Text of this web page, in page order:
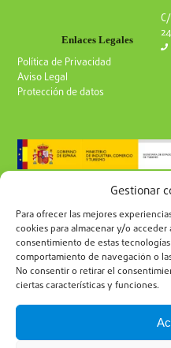
Gestionar
Para ofrecer las mejores
cookies para almacenar y/o
consentimiento de estas
comportamiento de navegación o
No consentir o retirar el
ciertas características y funciones.
Enlaces Legales
Política de Privacidad
Aviso Legal
Protección de datos
Síguenos en redes:
Suscríbete a nuestro boletín